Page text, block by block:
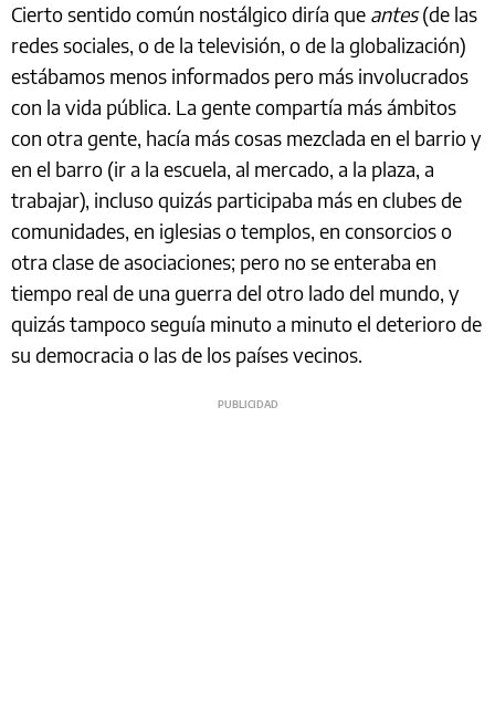
Cierto sentido común nostálgico diría que antes(de las
redes sociales, o de la televisión, o de la globalización)
estábamos menos informados pero más involucrados
con la vida pública. La gente compartía más ámbitos
con otra gente, hacía más cosas mezclada en el barrio y
en el barro (ir a la escuela, al mercado, a la plaza, a
trabajar), incluso quizás participaba más en clubes de
comunidades, en iglesias o templos, en consorcios o
otra clase de asociaciones; pero no se enteraba en
tiempo real de una guerra del otro lado del mundo, y
quizás tampoco seguía minuto a minuto el deterioro de
su democracia o las de los países vecinos.